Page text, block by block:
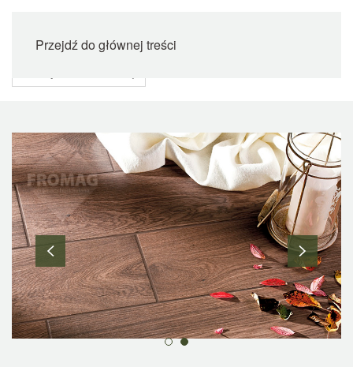
Przejdź do głównej treści